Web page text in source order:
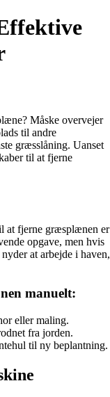
Måske overvejer
til andre
græsslåning. Uanset
til at fjerne
at fjerne græsplænen er
opgave, men hvis
at arbejde i haven,
manuelt:
eller maling.
fra jorden.
til ny beplantning.